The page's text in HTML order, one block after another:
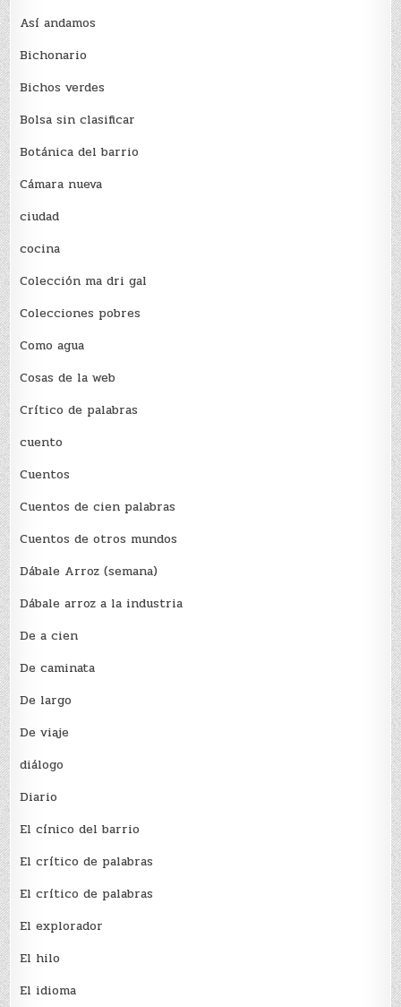
Así andamos
Bichonario
Bichos verdes
Bolsa sin clasificar
Botánica del barrio
Cámara nueva
ciudad
cocina
Colección ma dri gal
Colecciones pobres
Como agua
Cosas de la web
Crítico de palabras
cuento
Cuentos
Cuentos de cien palabras
Cuentos de otros mundos
Dábale Arroz (semana)
Dábale arroz a la industria
De a cien
De caminata
De largo
De viaje
diálogo
Diario
El cínico del barrio
El crí­tico de palabras
El crí­tico de palabras
El explorador
El hilo
El idioma